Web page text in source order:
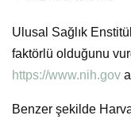
Ulusal Sağlık
faktörlü olduğunu
https://www.nih.gov
Benzer şekilde